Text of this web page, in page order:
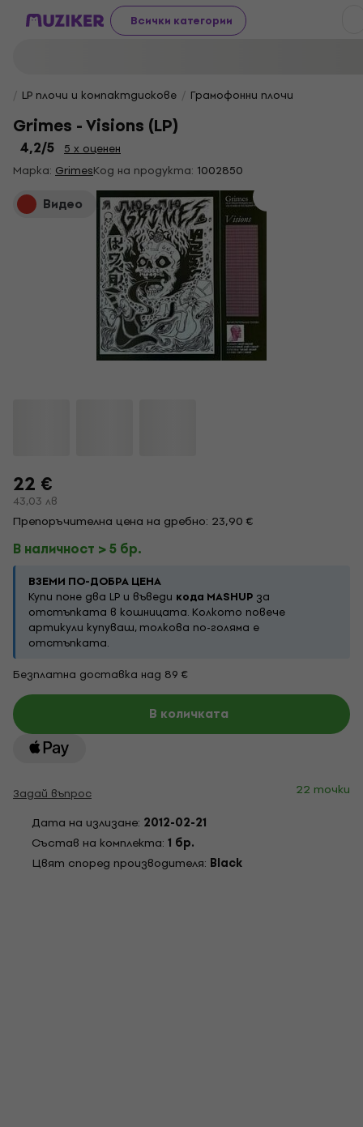
Всички категории
LP плочи и компактдискове Грамофонни плочи
Grimes - Visions (LP)
4,2/5
5 x оценен
Марка: GrimesКод на продукта: 1002850
Видео
22 €
43,03 лв
Препоръчителна цена на дребно: 23,90 €
В наличност > 5 бр.
ВЗЕМИ ПО-ДОБРА ЦЕНА
Купи поне два LP и въведи кода MASHUP за
отстъпката в кошницата. Колкото повече
артикули купуваш, толкова по-голяма е
отстъпката.
Безплатна доставка над 89 €
В количката
Задай въпрос
22 точки
Дата на излизане: 2012-02-21
Състав на комплекта: 1 бр.
Цвят според производителя: Black